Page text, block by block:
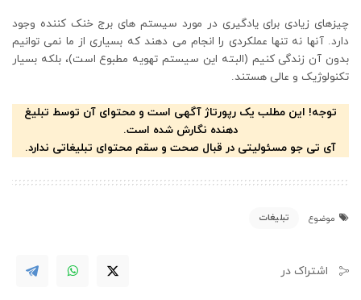
چیزهای زیادی برای یادگیری در مورد سیستم های برج خنک کننده وجود
دارد. آنها نه تنها عملکردی را انجام می دهند که بسیاری از ما نمی توانیم
بدون آن زندگی کنیم (البته این سیستم تهویه مطبوع است)، بلکه بسیار
تکنولوژیک و عالی هستند.
توجه! این مطلب یک رپورتاژ آگهی است و محتوای آن توسط تبلیغ
دهنده نگارش شده است.
آی تی جو مسئولیتی در قبال صحت و سقم محتوای تبلیغاتی ندارد.
موضوع تبلیغات
اشتراک در